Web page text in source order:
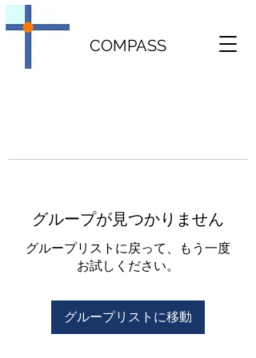
COMPASS
グループが見つかりません
グループリストに戻って、もう一度
お試しください。
グループリストに移動